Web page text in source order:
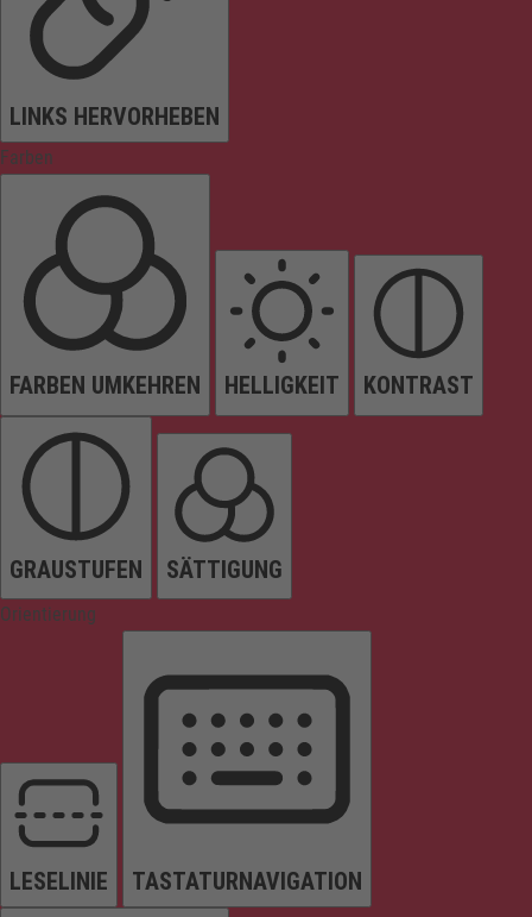
LINKS HERVORHEBEN
Farben
FARBEN UMKEHREN HELLIGKEIT KONTRAST
GRAUSTUFEN SÄTTIGUNG
Orientierung
LESELINIE TASTATURNAVIGATION